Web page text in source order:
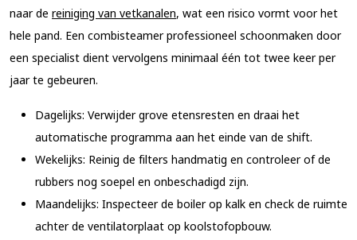
naar de reiniging van vetkanalen, wat een risico vormt voor het
hele pand. Een combisteamer professioneel schoonmaken door
een specialist dient vervolgens minimaal één tot twee keer per
jaar te gebeuren.
Dagelijks: Verwijder grove etensresten en draai het
automatische programma aan het einde van de shift.
Wekelijks: Reinig de filters handmatig en controleer of de
rubbers nog soepel en onbeschadigd zijn.
Maandelijks: Inspecteer de boiler op kalk en check de ruimte
achter de ventilatorplaat op koolstofopbouw.